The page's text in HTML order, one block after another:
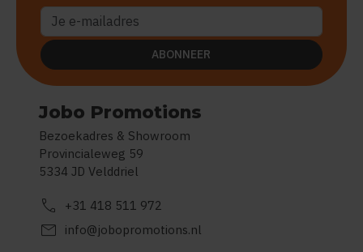
Jobo Promotions
Bezoekadres & Showroom
Provincialeweg 59
5334 JD Velddriel
call +31 418 511 972
mail info@jobopromotions.nl
ABONNEER